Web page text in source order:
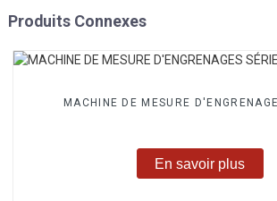
Produits Connexes
MACHINE DE MESURE
En savoir plus